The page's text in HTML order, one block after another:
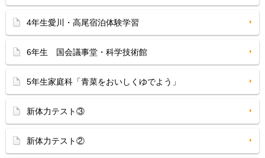
4年生愛川・高尾宿泊体験学習
6年生 国会議事堂・科学技術館
5年生家庭科「青菜をおいしくゆでよう」
新体力テスト③
新体力テスト②